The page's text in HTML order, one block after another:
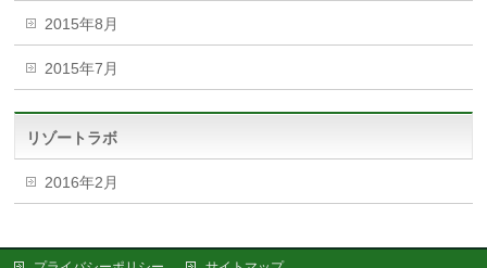
2015年8月
2015年7月
リゾートラボ
2016年2月